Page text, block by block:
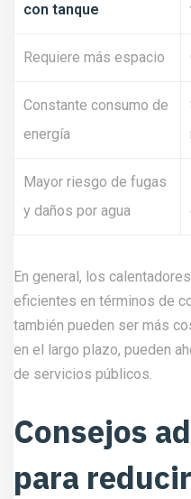
con tanque
Requiere más espacio
Constante consumo de
energía
Mayor riesgo de fugas
y daños por agua
En general, los
eficientes en términos de
también pueden ser más
en el largo plazo, pueden
de servicios públicos.
Consejos
para